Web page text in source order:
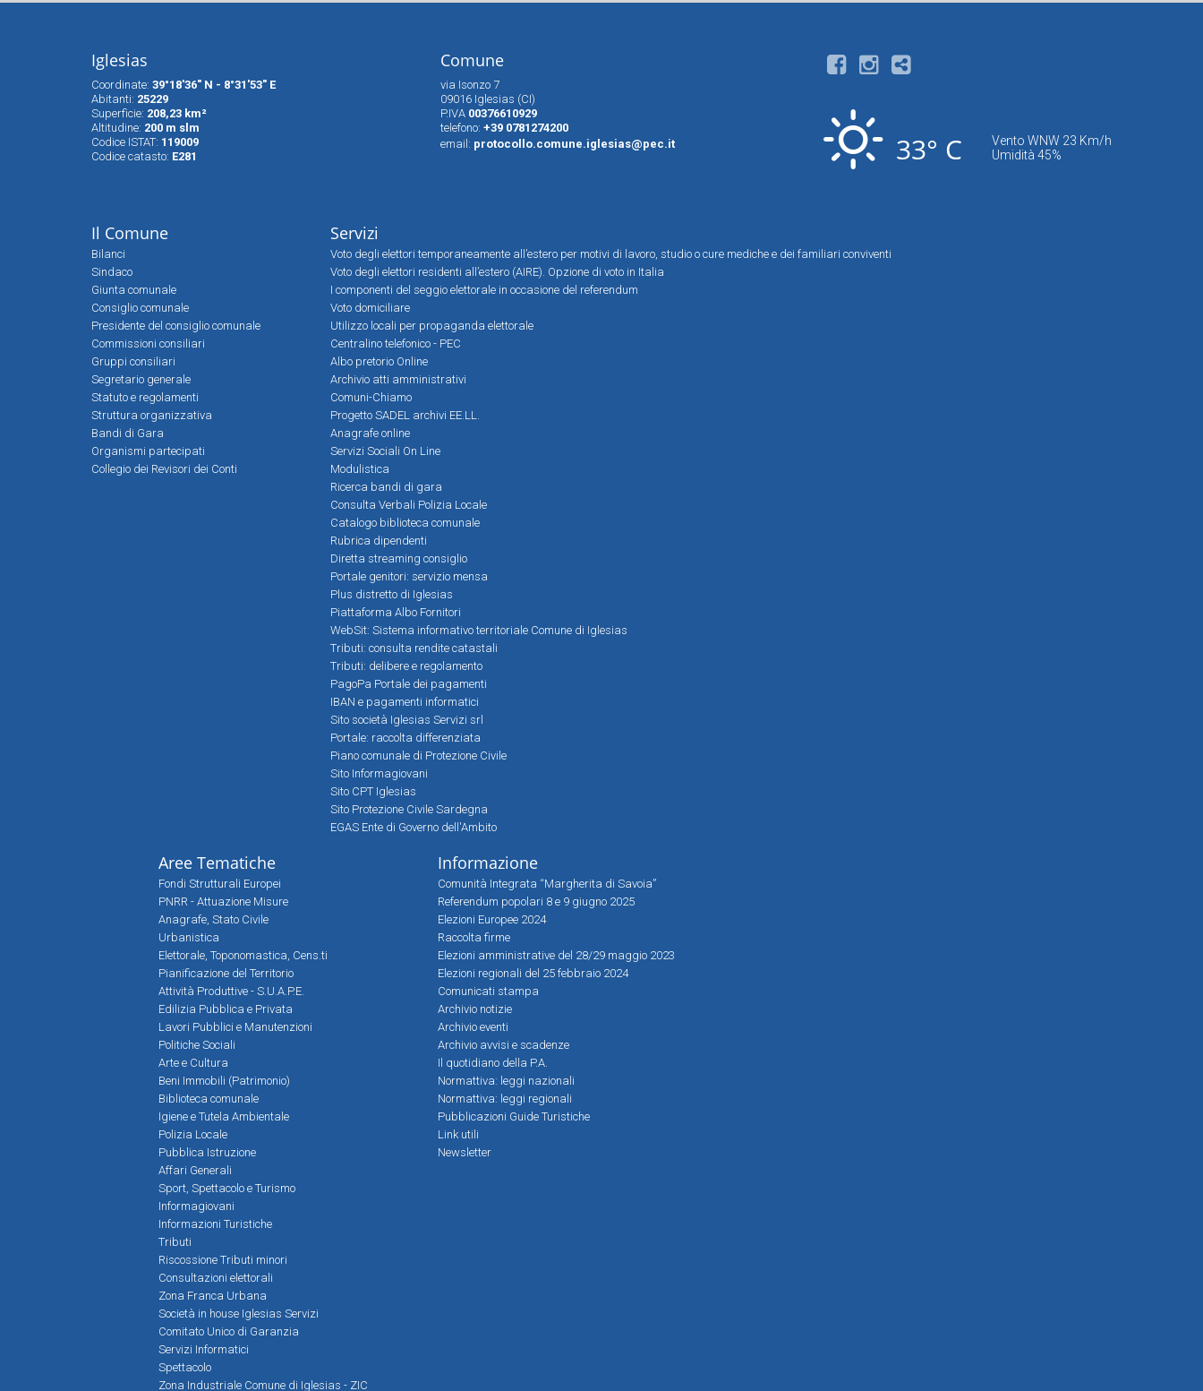
Iglesias
Coordinate: 39°18'36" N - 8°31'53" E
Abitanti: 25229
Superfìcie: 208,23 km²
Altitudine: 200 m slm
Codice ISTAT: 119009
Codice catasto: E281
Comune
via Isonzo 7
09016 Iglesias (CI)
P.IVA 00376610929
telefono: +39 0781274200
email: protocollo.comune.iglesias@pec.it 33° C
Vento WNW 23 Km/h
Umidità 45%
Il Comune
Bilanci
Sindaco
Giunta comunale
Consiglio comunale
Presidente del consiglio comunale
Commissioni consiliari
Gruppi consiliari
Segretario generale
Statuto e regolamenti
Struttura organizzativa
Bandi di Gara
Organismi partecipati
Collegio dei Revisori dei Conti
Servizi
Voto degli elettori temporaneamente all’estero per motivi di lavoro, studio o cure mediche e dei familiari conviventi
Voto degli elettori residenti all’estero (AIRE). Opzione di voto in Italia
I componenti del seggio elettorale in occasione del referendum
Voto domiciliare
Utilizzo locali per propaganda elettorale
Centralino telefonico - PEC
Albo pretorio Online
Archivio atti amministrativi
Comuni-Chiamo
Progetto SADEL archivi EE.LL.
Anagrafe online
Servizi Sociali On Line
Modulistica
Ricerca bandi di gara
Consulta Verbali Polizia Locale
Catalogo biblioteca comunale
Rubrica dipendenti
Diretta streaming consiglio
Portale genitori: servizio mensa
Plus distretto di Iglesias
Piattaforma Albo Fornitori
WebSit: Sistema informativo territoriale Comune di Iglesias
Tributi: consulta rendite catastali
Tributi: delibere e regolamento
PagoPa Portale dei pagamenti
IBAN e pagamenti informatici
Sito società Iglesias Servizi srl
Portale: raccolta differenziata
Piano comunale di Protezione Civile
Sito Informagiovani
Sito CPT Iglesias
Sito Protezione Civile Sardegna
EGAS Ente di Governo dell'Ambito
Aree Tematiche
Fondi Strutturali Europei
PNRR - Attuazione Misure
Anagrafe, Stato Civile
Urbanistica
Elettorale, Toponomastica, Cens.ti
Pianificazione del Territorio
Attività Produttive - S.U.A.P.E.
Edilizia Pubblica e Privata
Lavori Pubblici e Manutenzioni
Politiche Sociali
Arte e Cultura
Beni Immobili (Patrimonio)
Biblioteca comunale
Igiene e Tutela Ambientale
Polizia Locale
Pubblica Istruzione
Affari Generali
Sport, Spettacolo e Turismo
Informagiovani
Informazioni Turistiche
Tributi
Riscossione Tributi minori
Consultazioni elettorali
Zona Franca Urbana
Società in house Iglesias Servizi
Comitato Unico di Garanzia
Servizi Informatici
Spettacolo
Zona Industriale Comune di Iglesias - ZIC
Informazione
Comunità Integrata “Margherita di Savoia”
Referendum popolari 8 e 9 giugno 2025
Elezioni Europee 2024
Raccolta firme
Elezioni amministrative del 28/29 maggio 2023
Elezioni regionali del 25 febbraio 2024
Comunicati stampa
Archivio notizie
Archivio eventi
Archivio avvisi e scadenze
Il quotidiano della P.A.
Normattiva: leggi nazionali
Normattiva: leggi regionali
Pubblicazioni Guide Turistiche
Link utili
Newsletter